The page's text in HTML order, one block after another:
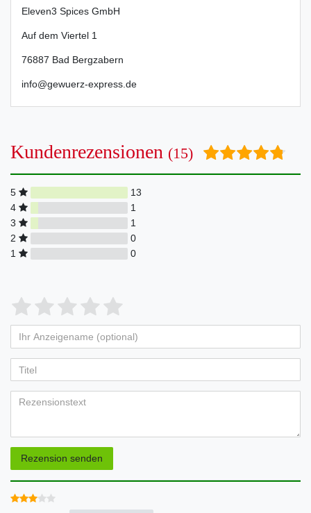
Eleven3 Spices GmbH
Auf dem Viertel 1
76887 Bad Bergzabern
info@gewuerz-express.de
Kundenrezensionen (15)
5
13
4
1
3
1
2
0
1
0
Bewertungssterne
von
5
Bewertungssternen
4
von
5
Bewertungssternen
3
von
5
Bewertungssternen
2
von
5
Bewertungssternen
1
von
5
Bewertungssternen
Anzeigename
(optional)
Rezension senden